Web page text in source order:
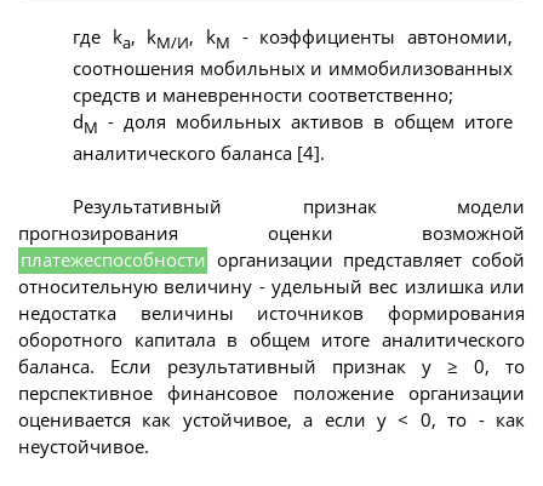
где kа, kМ/И, kM
- коэффициенты автономии,
соотношения мобильных и иммобилизованных
средств и маневренности соответственно;
dM - доля мобильных активов в общем итоге
аналитического баланса [4].
Результативный признак модели
прогнозирования оценки возможной
платежеспособности организации представляет собой
относительную величину - удельный вес излишка или
недостатка величины источников формирования
оборотного капитала в общем итоге аналитического
баланса. Если результативный признак у ≥ 0, то
перспективное финансовое положение организации
оценивается как устойчивое, а если у < 0, то - как
неустойчивое.